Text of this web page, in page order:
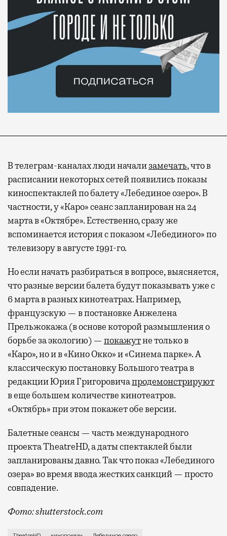
В телеграм-каналах люди начализамечать, что в
расписании некоторых сетей появились показы
киноспектаклей по балету «Лебединое озеро». В
частности, у «Каро» сеанс запланирован на 24
марта в «Октябре». Естественно, сразу же
вспоминается история с показом «Лебединого» по
телевизору в августе 1991-го.
Но если начать разбираться в вопросе, выясняется,
что разные версии балета будут показывать уже с
6 марта в разных кинотеатрах. Например,
французскую — в постановке Анжелена
Прельжокажа (в основе которой размышления о
борьбе за экологию) — покажутне только в
«Каро», но и в «Кино Oккo» и «Синема парке». А
классическую постановку Большого театра в
редакции Юрия Григоровичапродемонстрируют
в еще большем количестве кинотеатров.
«Октябрь» при этом покажет обе версии.
Балетные сеансы — часть международного
проекта TheatreHD, а даты спектаклей были
запланированы давно. Так что показ «Лебединого
озера» во время ввода жестких санкций — просто
совпадение.
Фото: shutterstock.com